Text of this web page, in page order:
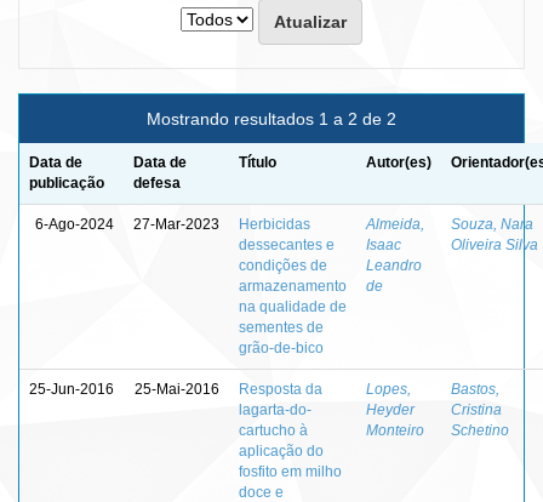
Mostrando resultados 1 a 2 de 2
Data de
publicação
Data de
defesa
Título Autor(es)
6-Ago-2024 27-Mar-2023
Herbicidas
dessecantes e
condições de
armazenamento
na qualidade de
sementes de
grão-de-bico
Almeida,
Isaac
Leandro
de
Souza, Nara
Oliveira Silva
25-Jun-2016 25-Mai-2016
Resposta da
lagarta-do-
cartucho à
aplicação do
fosfito em milho
doce e
Lopes,
Heyder
Monteiro
Bastos,
Cristina
Schetino